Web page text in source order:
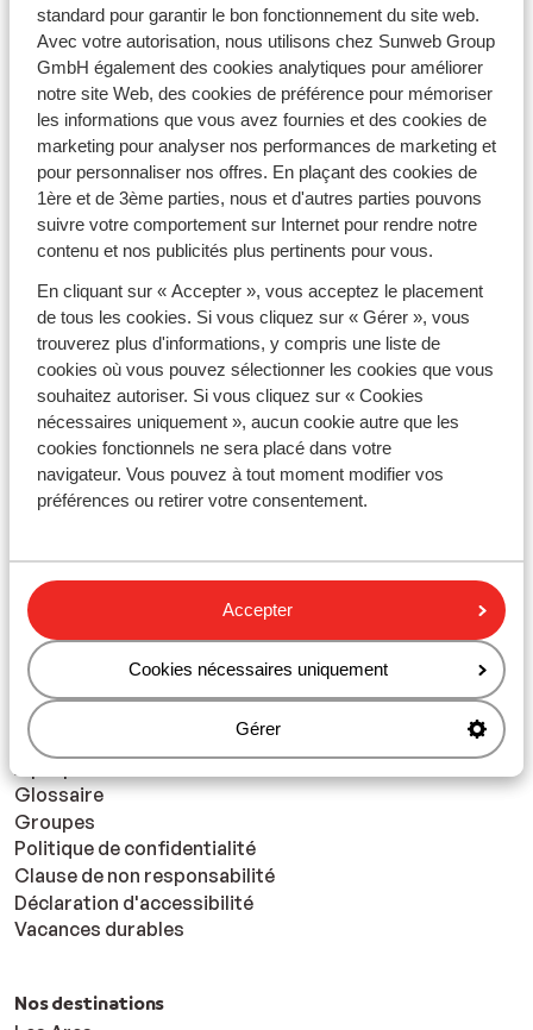
standard pour garantir le bon fonctionnement du site web.
Avec votre autorisation, nous utilisons chez Sunweb Group
GmbH également des cookies analytiques pour améliorer
notre site Web, des cookies de préférence pour mémoriser
les informations que vous avez fournies et des cookies de
marketing pour analyser nos performances de marketing et
pour personnaliser nos offres. En plaçant des cookies de
1ère et de 3ème parties, nous et d'autres parties pouvons
suivre votre comportement sur Internet pour rendre notre
contenu et nos publicités plus pertinents pour vous.
En cliquant sur « Accepter », vous acceptez le placement
de tous les cookies. Si vous cliquez sur « Gérer », vous
trouverez plus d'informations, y compris une liste de
cookies où vous pouvez sélectionner les cookies que vous
souhaitez autoriser. Si vous cliquez sur « Cookies
nécessaires uniquement », aucun cookie autre que les
cookies fonctionnels ne sera placé dans votre
navigateur. Vous pouvez à tout moment modifier vos
préférences ou retirer votre consentement.
Accepter
Cookies nécessaires uniquement
Gérer
Apparthotel Prestige Odalys lEclose
Apparthotel Prestige Odalys LEcrin Blanc
Aquila Dolomites Residence
Art Hotel Grandes Murailles
Art Hotel Grivola
Au Charmant Petit Lac Spa Park Hotel
Avalanche Alpine Boutique Hotel
A propos de Sunweb
Paramétrage des cookies
Préférences marketing
Questions & Contact
Espace presse
Offres d'emploi
Informations de voyage
Newsletters
Blog
Partenaires et CSE
Glossaire
Groupes
Politique de confidentialité
Clause de non responsabilité
Déclaration d'accessibilité
Vacances durables
Nos destinations